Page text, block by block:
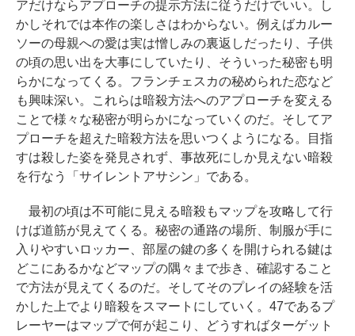
アだけならアプローチの提示方法に従うだけでいい。し
かしそれでは本作の楽しさはわからない。例えばカルー
ソーの母親への愛は実は憎しみの裏返しだったり、子供
の頃の思い出を大事にしていたり、そういった秘密も明
らかになってくる。フランチェスカの秘められた恋など
も興味深い。これらは暗殺方法へのアプローチを変える
ことで様々な秘密が明らかになっていくのだ。そしてア
プローチを超えた暗殺方法を思いつくようになる。目指
すは殺した姿を発見されず、事故死にしか見えない暗殺
を行なう「サイレントアサシン」である。
最初の頃は不可能に見える暗殺もマップを攻略して行
けば道筋が見えてくる。秘密の通路の場所、制服が手に
入りやすいロッカー、部屋の鍵の多くを開けられる鍵は
どこにあるかなどマップの隅々まで歩き、確認すること
で方法が見えてくるのだ。そしてそのプレイの経験を活
かした上でより暗殺をスマートにしていく。47であるプ
レーヤーはマップで何が起こり、どうすればターゲット